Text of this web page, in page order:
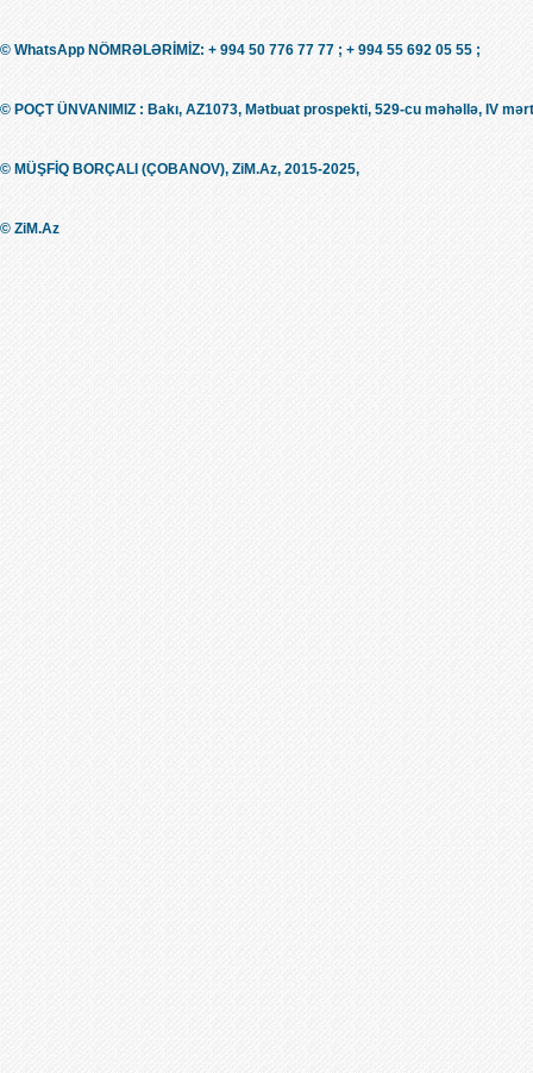
© WhatsApp NÖMRƏLƏRİMİZ: + 994 50 776 77 77 ; + 994 55 692 05 55 ;
© POÇT ÜNVANIMIZ : Bakı, AZ1073, Mətbuat prospekti, 529-cu məhəllə, IV
© MÜŞFİQ BORÇALI (ÇOBANOV), ZiM.Az, 2015-2025,
© ZiM.Az